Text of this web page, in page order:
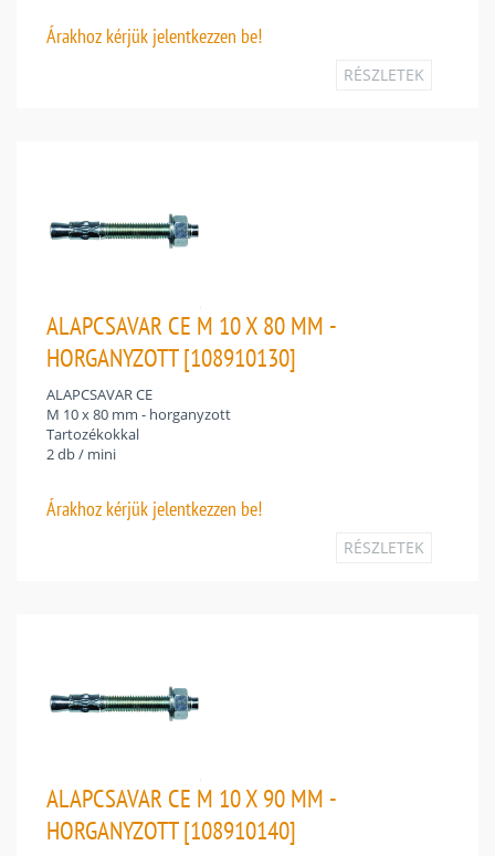
Árakhoz kérjük jelentkezzen be!
RÉSZLETEK
ALAPCSAVAR CE M 10 X 80 MM -
HORGANYZOTT [108910130]
ALAPCSAVAR CE
M 10 x 80 mm - horganyzott
Tartozékokkal
2 db / mini
Árakhoz kérjük jelentkezzen be!
RÉSZLETEK
ALAPCSAVAR CE M 10 X 90 MM -
HORGANYZOTT [108910140]